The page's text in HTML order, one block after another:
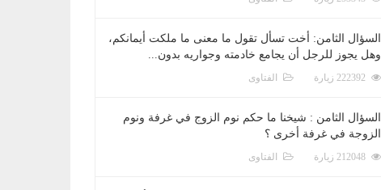
السؤال الثامن: أخت تسأل تقول ما معنى ما ملكت أيمانكم،
وهل يجوز للرجل أن يجامع خادمته وجواريه بدون...
الفتاوى
السؤال الثامن : شيخنا ما حكم نوم الزوج في غرفة ونوم
الزوجة في غرفة أخرى ؟
الفتاوى